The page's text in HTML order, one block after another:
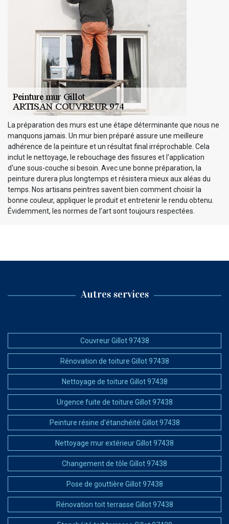
La préparation des murs est une étape déterminante que nous ne
manquons jamais. Un mur bien préparé assure une meilleure
adhérence de la peinture et un résultat final irréprochable. Cela
inclut le nettoyage, le rebouchage des fissures et l'application
d'une sous-couche si besoin. Avec une bonne préparation, la
peinture durera plus longtemps et résistera mieux aux aléas du
temps. Nos artisans peintres savent bien comment choisir la
bonne couleur, appliquer le produit et entretenir le rendu obtenu.
Évidemment, les normes de l’art sont toujours respectées.
Autres services
Couvreur Gillot 97438
Rénovation de toiture Gillot 97438
Nettoyage de toiture Gillot 97438
Urgence fuite de toiture Gillot 97438
Peinture résine d'étanchéité Gillot 97438
Nettoyage mur extérieur Gillot 97438
Changement de tôle Gillot 97438
Pose de gouttière Gillot 97438
Rénovation toit terrasse Gillot 97438